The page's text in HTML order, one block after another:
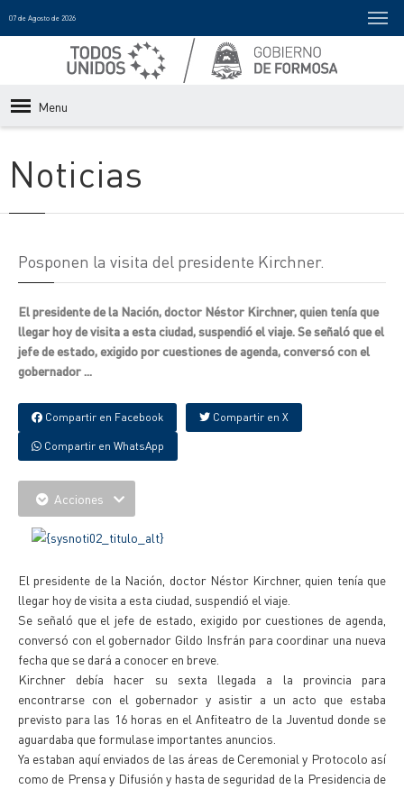
07 de Agosto de 2026
Menu
Noticias
Posponen la visita del presidente Kirchner.
El presidente de la Nación, doctor Néstor Kirchner, quien tenía que
llegar hoy de visita a esta ciudad, suspendió el viaje. Se señaló que el
jefe de estado, exigido por cuestiones de agenda, conversó con el
gobernador ...
Compartir en Facebook Compartir en X
Compartir en WhatsApp
Acciones
El presidente de la Nación, doctor Néstor Kirchner, quien tenía que
llegar hoy de visita a esta ciudad, suspendió el viaje.
Se señaló que el jefe de estado, exigido por cuestiones de agenda,
conversó con el gobernador Gildo Insfrán para coordinar una nueva
fecha que se dará a conocer en breve.
Kirchner debía hacer su sexta llegada a la provincia para
encontrarse con el gobernador y asistir a un acto que estaba
previsto para las 16 horas en el Anfiteatro de la Juventud donde se
aguardaba que formulase importantes anuncios.
Ya estaban aquí enviados de las áreas de Ceremonial y Protocolo así
como de Prensa y Difusión y hasta de seguridad de la Presidencia de